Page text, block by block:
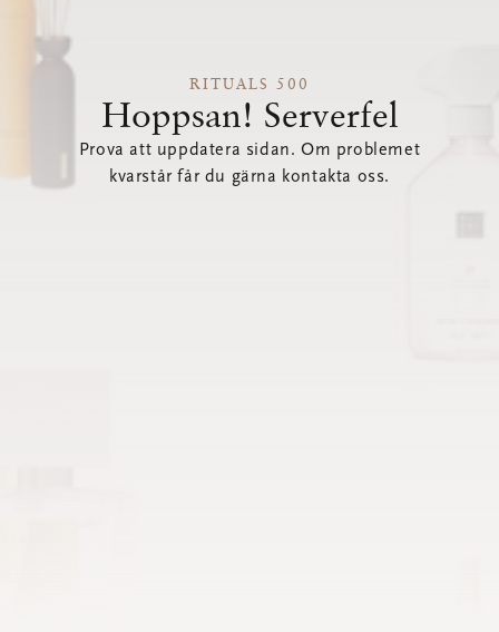
RITUALS 500
Hoppsan! Serverfel
Prova att uppdatera sidan. Om problemet
kvarstår får du gärna kontakta oss.